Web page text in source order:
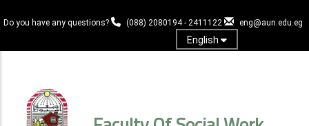
to
content
Do you have any questions? (088) 2080194 - 2411122 eng@aun.edu.eg
English